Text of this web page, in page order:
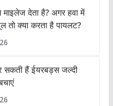
माइलेज देता है? अगर हवा में
तो क्या करता है पायलट?
हैं ईयरबड्स जल्दी